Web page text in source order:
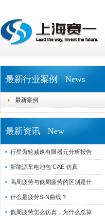
最新行业案例 News
最新案例
最新资讯 New
行星齿轮减速有限器元分析报告
新能源车电池包 CAE 仿真
高周疲劳与低周疲劳的区别是什
什么是疲劳S-N曲线？
低周疲劳怎么仿真，为什么总算